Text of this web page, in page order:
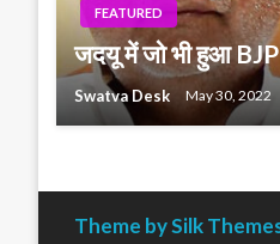
FEATURED
जदयू में जो भी हुआ
Swatva Desk May 30, 2022
Theme by Silk